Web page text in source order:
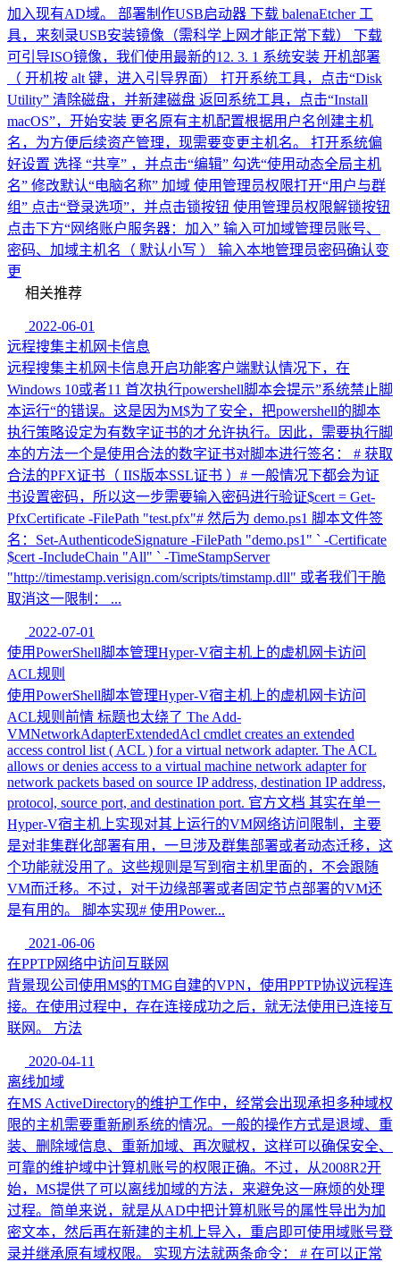
加入现有AD域。 部署制作USB启动器 下载 balenaEtcher 工
具，来刻录USB安装镜像（需科学上网才能正常下载） 下载
可引导ISO镜像，我们使用最新的12. 3. 1 系统安装 开机部署
（ 开机按 alt 键，进入引导界面） 打开系统工具，点击“Disk
Utility” 清除磁盘，并新建磁盘 返回系统工具，点击“Install
macOS”，开始安装 更名原有主机配置根据用户名创建主机
名，为方便后续资产管理，现需要变更主机名。 打开系统偏
好设置 选择 “共享” ，并点击“编辑” 勾选“使用动态全局主机
名” 修改默认“电脑名称” 加域 使用管理员权限打开“用户与群
组” 点击“登录选项”，并点击锁按钮 使用管理员权限解锁按钮
点击下方“网络账户服务器：加入” 输入可加域管理员账号、
密码、加域主机名（ 默认小写 ） 输入本地管理员密码确认变
更
相关推荐
2022-06-01
远程搜集主机网卡信息
远程搜集主机网卡信息开启功能客户端默认情况下，在
Windows 10或者11 首次执行powershell脚本会提示”系统禁止脚
本运行“的错误。这是因为M$为了安全，把powershell的脚本
执行策略设定为有数字证书的才允许执行。因此，需要执行脚
本的方法一个是使用合法的数字证书对脚本进行签名： # 获取
合法的PFX证书（ IIS版本SSL证书 ）# 一般情况下都会为证
书设置密码，所以这一步需要输入密码进行验证$cert = Get-
PfxCertificate -FilePath "test.pfx"# 然后为 demo.ps1 脚本文件签
名：Set-AuthenticodeSignature -FilePath "demo.ps1" ` -Certificate
$cert -IncludeChain "All" ` -TimeStampServer
"http://timestamp.verisign.com/scripts/timstamp.dll" 或者我们干脆
取消这一限制： ...
2022-07-01
使用PowerShell脚本管理Hyper-V宿主机上的虚机网卡访问
ACL规则
使用PowerShell脚本管理Hyper-V宿主机上的虚机网卡访问
ACL规则前情 标题也太绕了 The Add-
VMNetworkAdapterExtendedAcl cmdlet creates an extended
access control list ( ACL ) for a virtual network adapter. The ACL
allows or denies access to a virtual machine network adapter for
network packets based on source IP address, destination IP address,
protocol, source port, and destination port. 官方文档 其实在单一
Hyper-V宿主机上实现对其上运行的VM网络访问限制，主要
是对非集群化部署有用，一旦涉及群集部署或者动态迁移，这
个功能就没用了。这些规则是写到宿主机里面的，不会跟随
VM而迁移。不过，对于边缘部署或者固定节点部署的VM还
是有用的。 脚本实现# 使用Power...
2021-06-06
在PPTP网络中访问互联网
背景现公司使用M$的TMG自建的VPN，使用PPTP协议远程连
接。在使用过程中，存在连接成功之后，就无法使用已连接互
联网。 方法
2020-04-11
离线加域
在MS ActiveDirectory的维护工作中，经常会出现承担多种域权
限的主机需要重新刷系统的情况。一般的操作方式是退域、重
装、删除域信息、重新加域、再次赋权，这样可以确保安全、
可靠的维护域中计算机账号的权限正确。不过，从2008R2开
始，MS提供了可以离线加域的方法，来避免这一麻烦的处理
过程。简单来说，就是从AD中把计算机账号的属性导出为加
密文本，然后再在新建的主机上导入，重启即可使用域账号登
录并继承原有域权限。 实现方法就两条命令： # 在可以正常